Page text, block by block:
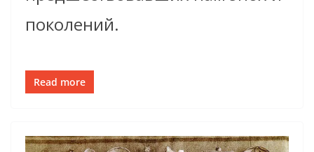
поколений.
Read more